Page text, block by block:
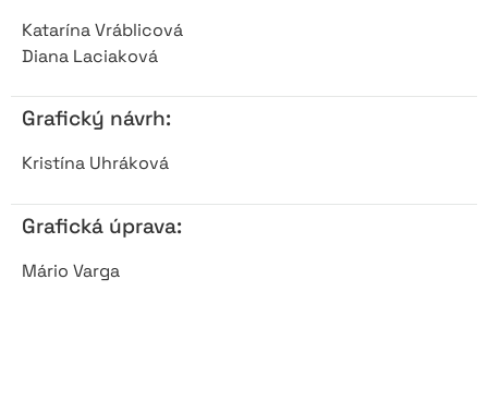
Katarína Vráblicová
Diana Laciaková
Grafický návrh:
Kristína Uhráková
Grafická úprava:
Mário Varga